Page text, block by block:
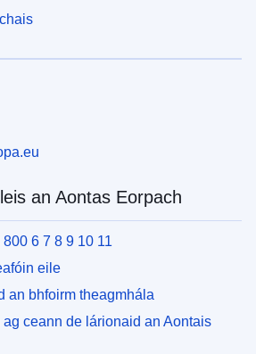
an Aontas Eorpach
6 7 8 9 10 11
eile
an bhfoirm theagmhála
ceann de lárionaid an Aontais